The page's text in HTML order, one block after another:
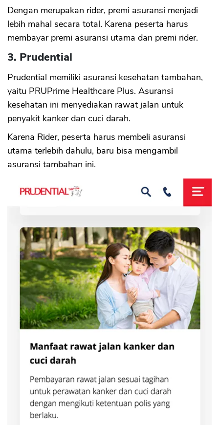
Dengan merupakan rider, premi asuransi menjadi
lebih mahal secara total. Karena peserta harus
membayar premi asuransi utama dan premi rider.
3. Prudential
Prudential memiliki asuransi kesehatan tambahan,
yaitu PRUPrime Healthcare Plus. Asuransi
kesehatan ini menyediakan rawat jalan untuk
penyakit kanker dan cuci darah.
Karena Rider, peserta harus membeli asuransi
utama terlebih dahulu, baru bisa mengambil
asuransi tambahan ini.